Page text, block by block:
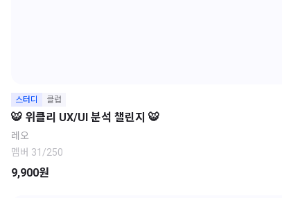
스터디 클럽
🐯 위클리 UX/UI 분석 챌린지 🐯
레오
멤버 31/250
9,900원